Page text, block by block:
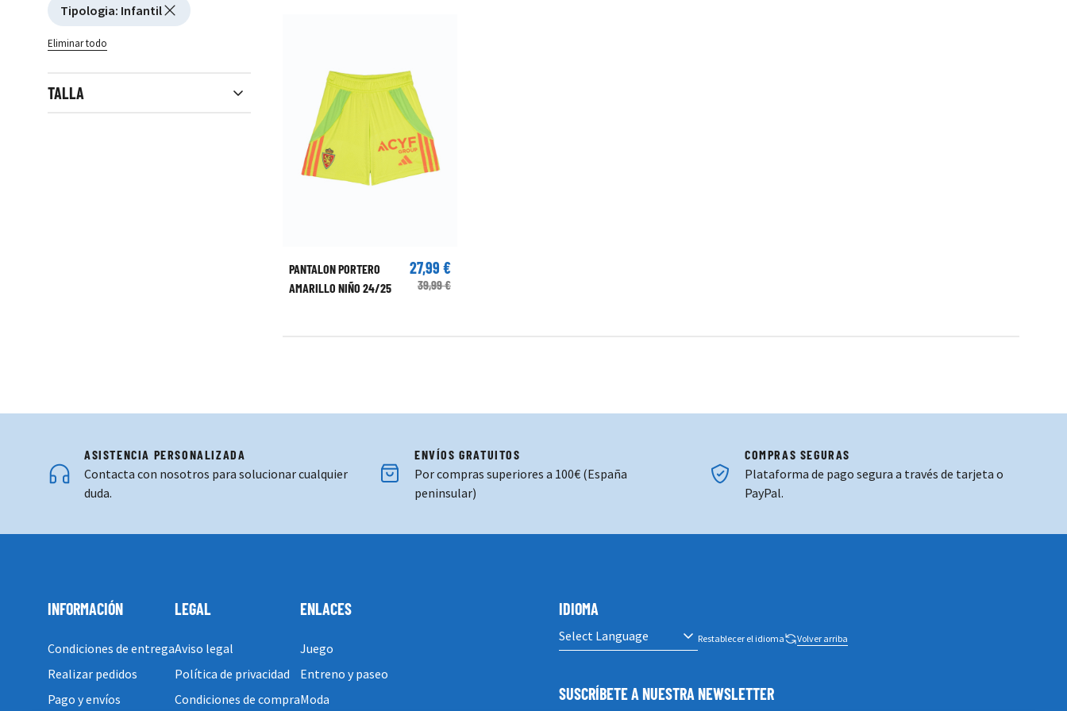
Tipologia: Infantil
Eliminar todo
Close filters
TALLA
PANTALON PORTERO
AMARILLO NIÑO 24/25
27,99 €
39,99 €
ASISTENCIA PERSONALIZADA
Contacta con nosotros para solucionar cualquier
duda.
ENVÍOS GRATUITOS
Por compras superiores a 100€ (España
peninsular)
COMPRAS SEGURAS
Plataforma de pago segura a través de tarjeta o
PayPal.
INFORMACIÓN
Condiciones de entrega
Realizar pedidos
Pago y envíos
LEGAL
Aviso legal
Política de privacidad
Condiciones de compra
ENLACES
Juego
Entreno y paseo
Moda
IDIOMA
Restablecer el idioma Volver arriba
SUSCRÍBETE A NUESTRA NEWSLETTER